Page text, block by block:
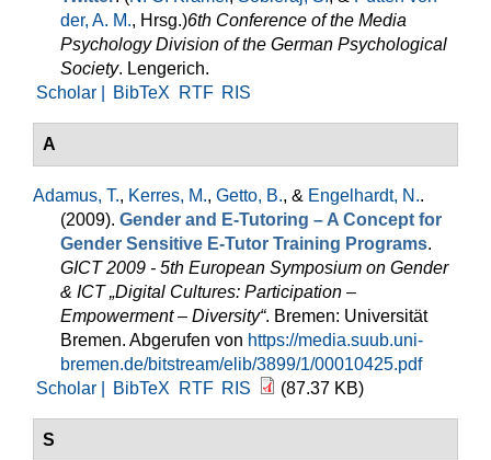
der, A. M., Hrsg.)6th Conference of the Media
Psychology Division of the German Psychological
Society. Lengerich.
Scholar |
BibTeX RTF RIS
A
Adamus, T., Kerres, M., Getto, B., & Engelhardt, N..
(2009). Gender and E-Tutoring – A Concept for
Gender Sensitive E-Tutor Training Programs.
GICT 2009 - 5th European Symposium on Gender
& ICT „Digital Cultures: Participation –
Empowerment – Diversity“. Bremen: Universität
Bremen. Abgerufen von https://media.suub.uni-
bremen.de/bitstream/elib/3899/1/00010425.pdf
Scholar |
BibTeX RTF RIS (87.37 KB)
S